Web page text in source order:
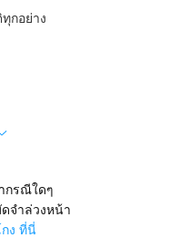
กอย่าง
กรณีใดๆ
จำล่วงหน้า
ง ที่นี่